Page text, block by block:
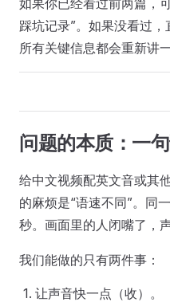
如果你已经看过前两篇，
踩坑记录”。如果没看过
所有关键信息都会重新讲一
问题的本质：一
给中文视频配英文音或其
的麻烦是“语速不同”。同
秒。画面里的人闭嘴了，
我们能做的只有两件事：
让声音快一点（收）。